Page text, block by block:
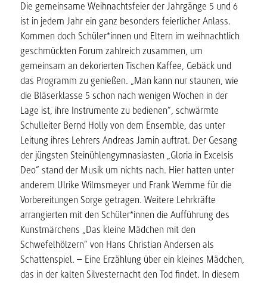
Die gemeinsame Weihnachtsfeier der Jahrgänge 5 und 6
ist in jedem Jahr ein ganz besonders feierlicher Anlass.
Kommen doch Schüler*innen und Eltern im weihnachtlich
geschmückten Forum zahlreich zusammen, um
gemeinsam an dekorierten Tischen Kaffee, Gebäck und
das Programm zu genießen. „Man kann nur staunen, wie
die Bläserklasse 5 schon nach wenigen Wochen in der
Lage ist, ihre Instrumente zu bedienen“, schwärmte
Schulleiter Bernd Holly von dem Ensemble, das unter
Leitung ihres Lehrers Andreas Jamin auftrat. Der Gesang
der jüngsten Steinühlengymnasiasten „Gloria in Excelsis
Deo“ stand der Musik um nichts nach. Hier hatten unter
anderem Ulrike Wilmsmeyer und Frank Wemme für die
Vorbereitungen Sorge getragen. Weitere Lehrkräfte
arrangierten mit den Schüler*innen die Aufführung des
Kunstmärchens „Das kleine Mädchen mit den
Schwefelhölzern“ von Hans Christian Andersen als
Schattenspiel. – Eine Erzählung über ein kleines Mädchen,
das in der kalten Silvesternacht den Tod findet. In diesem